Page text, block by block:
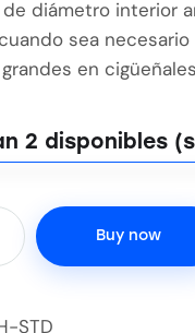
de diámetro interior
sea
en
2 disponibles
Buy now
STD